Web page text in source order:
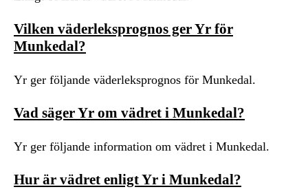
Vilken väderleksprognos ger Yr för
Munkedal?
Yr ger följande väderleksprognos för Munkedal.
Vad säger Yr om vädret i Munkedal?
Yr ger följande information om vädret i Munkedal.
Hur är vädret enligt Yr i Munkedal?